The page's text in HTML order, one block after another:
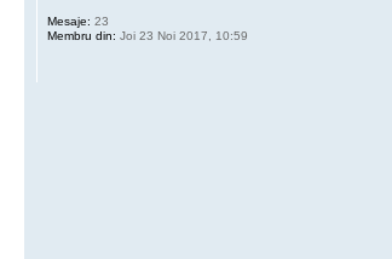
Mesaje: 23
Membru din: Joi 23 Noi 2017, 10:59